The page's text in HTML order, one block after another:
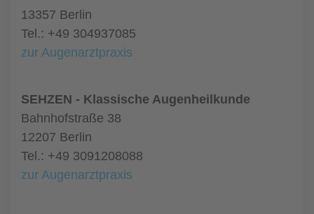
13357 Berlin
Tel.: +49 304937085
zur Augenarztpraxis
SEHZEN - Klassische Augenheilkunde
Bahnhofstraße 38
12207 Berlin
Tel.: +49 3091208088
zur Augenarztpraxis